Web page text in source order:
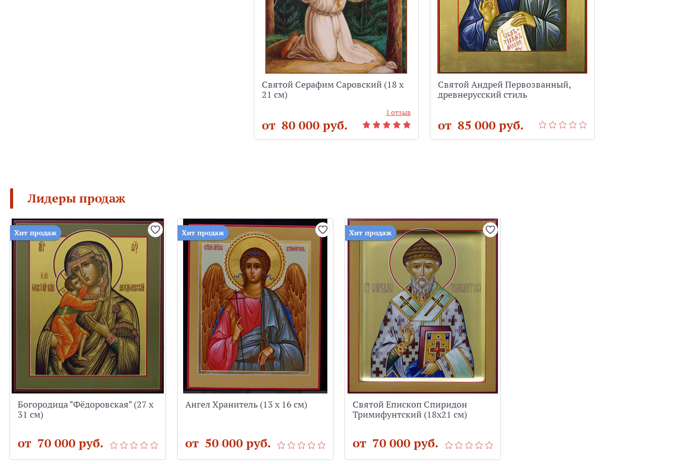
Святой Серафим Саровский (18 х
21 см)
от 80 000 руб.
1 отзыв
Святой Андрей Первозванный,
древнерусский стиль
от 85 000 руб.
Лидеры продаж
Хит продаж
Богородица "Фёдоровская" (27 х
31 см)
от 70 000 руб.
Хит продаж
Ангел Хранитель (13 х 16 см)
от 50 000 руб.
Хит продаж
Святой Епископ Спиридон
Тримифунтский (18x21 см)
от 70 000 руб.